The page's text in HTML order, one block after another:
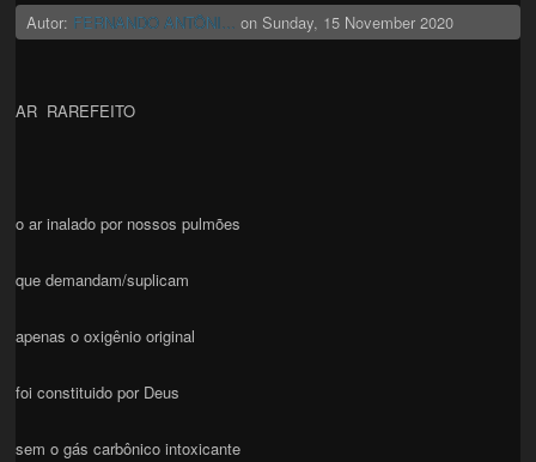
Autor: FERNANDO ANTÔNI... on Sunday, 15 November 2020
AR RAREFEITO
o ar inalado por nossos pulmões
que demandam/suplicam
apenas o oxigênio original
foi constituido por Deus
sem o gás carbônico intoxicante